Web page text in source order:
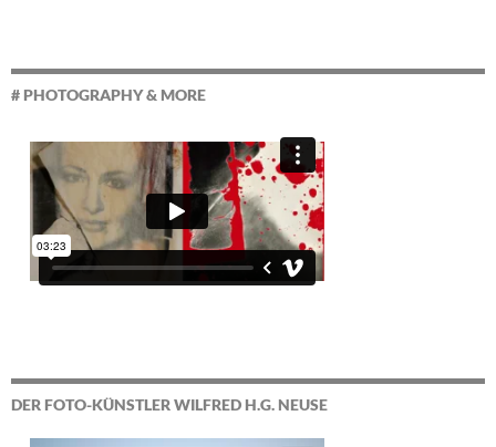
# PHOTOGRAPHY & MORE
DER FOTO-KÜNSTLER WILFRED H.G. NEUSE